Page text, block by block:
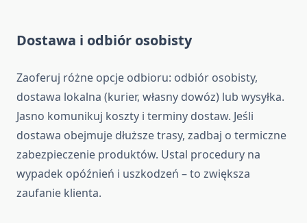
Dostawa i odbiór osobisty
Zaoferuj różne opcje odbioru: odbiór osobisty,
dostawa lokalna (kurier, własny dowóz) lub wysyłka.
Jasno komunikuj koszty i terminy dostaw. Jeśli
dostawa obejmuje dłuższe trasy, zadbaj o termiczne
zabezpieczenie produktów. Ustal procedury na
wypadek opóźnień i uszkodzeń – to zwiększa
zaufanie klienta.